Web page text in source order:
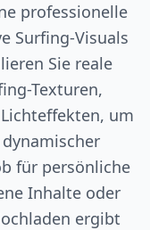
professionelle
Surfing-Visuals
Sie reale
Texturen,
um
für persönliche
Inhalte oder
ergibt